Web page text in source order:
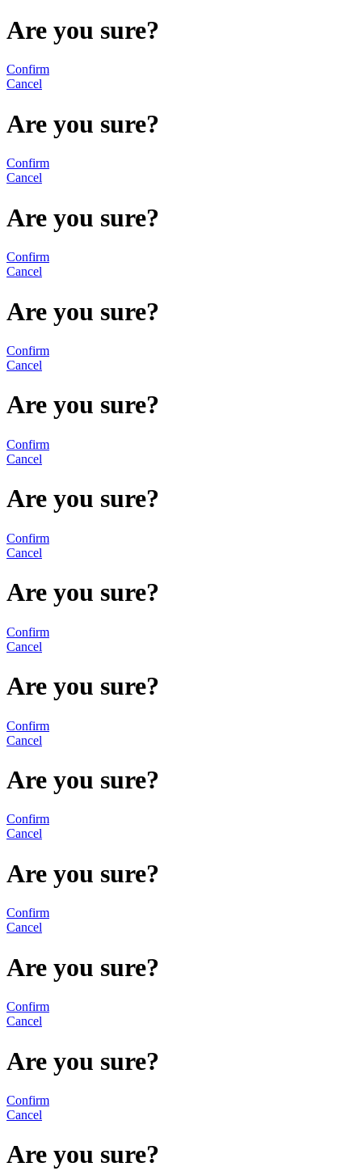
Are you sure?
Confirm
Cancel
Are you sure?
Confirm
Cancel
Are you sure?
Confirm
Cancel
Are you sure?
Confirm
Cancel
Are you sure?
Confirm
Cancel
Are you sure?
Confirm
Cancel
Are you sure?
Confirm
Cancel
Are you sure?
Confirm
Cancel
Are you sure?
Confirm
Cancel
Are you sure?
Confirm
Cancel
Are you sure?
Confirm
Cancel
Are you sure?
Confirm
Cancel
Are you sure?